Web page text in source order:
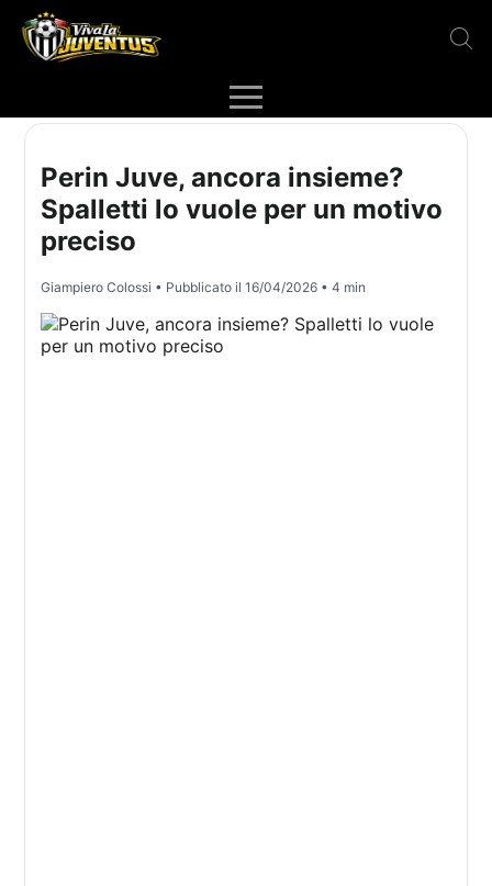
Perin Juve, ancora insieme?
Spalletti lo vuole per un motivo
preciso
Giampiero Colossi • Pubblicato il16/04/2026 • 4 min